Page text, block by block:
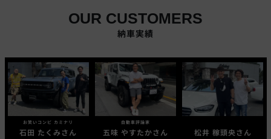
OUR CUSTOMERS
納車実績
お笑いコンビ カミナリ
石田 たくみさん
自動車評論家
五味 やすたかさん 松井 稼頭央さん